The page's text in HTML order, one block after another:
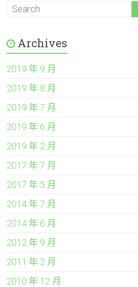
Archives
2019 年 9 月
2019 年 8 月
2019 年 7 月
2019 年 6 月
2019 年 2 月
2017 年 7 月
2017 年 5 月
2014 年 7 月
2014 年 6 月
2012 年 9 月
2011 年 2 月
2010 年 12 月